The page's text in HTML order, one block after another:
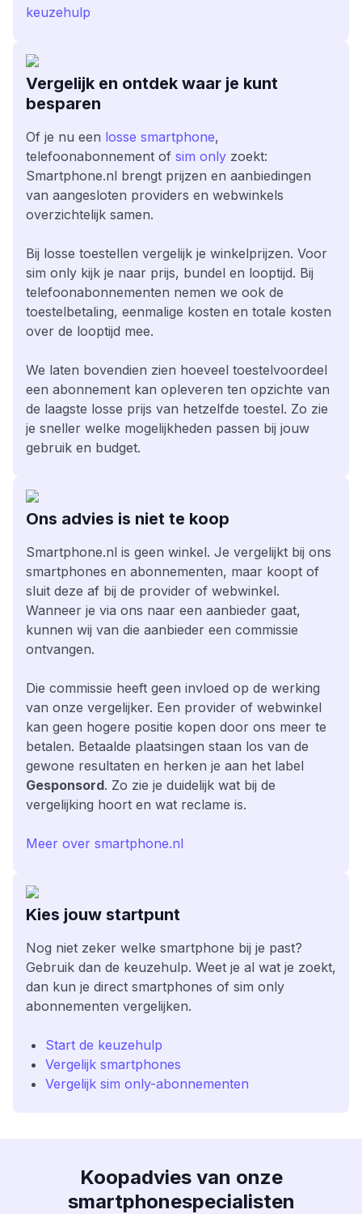
keuzehulp
Vergelijk en ontdek waar je kunt
besparen
Of je nu een losse smartphone,
telefoonabonnement of sim only zoekt:
Smartphone.nl brengt prijzen en aanbiedingen
van aangesloten providers en webwinkels
overzichtelijk samen.
Bij losse toestellen vergelijk je winkelprijzen. Voor
sim only kijk je naar prijs, bundel en looptijd. Bij
telefoonabonnementen nemen we ook de
toestelbetaling, eenmalige kosten en totale kosten
over de looptijd mee.
We laten bovendien zien hoeveel toestelvoordeel
een abonnement kan opleveren ten opzichte van
de laagste losse prijs van hetzelfde toestel. Zo zie
je sneller welke mogelijkheden passen bij jouw
gebruik en budget.
Ons advies is niet te koop
Smartphone.nl is geen winkel. Je vergelijkt bij ons
smartphones en abonnementen, maar koopt of
sluit deze af bij de provider of webwinkel.
Wanneer je via ons naar een aanbieder gaat,
kunnen wij van die aanbieder een commissie
ontvangen.
Die commissie heeft geen invloed op de werking
van onze vergelijker. Een provider of webwinkel
kan geen hogere positie kopen door ons meer te
betalen. Betaalde plaatsingen staan los van de
gewone resultaten en herken je aan het label
Gesponsord. Zo zie je duidelijk wat bij de
vergelijking hoort en wat reclame is.
Meer over smartphone.nl
Kies jouw startpunt
Nog niet zeker welke smartphone bij je past?
Gebruik dan de keuzehulp. Weet je al wat je zoekt,
dan kun je direct smartphones of sim only
abonnementen vergelijken.
Start de keuzehulp
Vergelijk smartphones
Vergelijk sim only-abonnementen
Koopadvies van onze
smartphonespecialisten